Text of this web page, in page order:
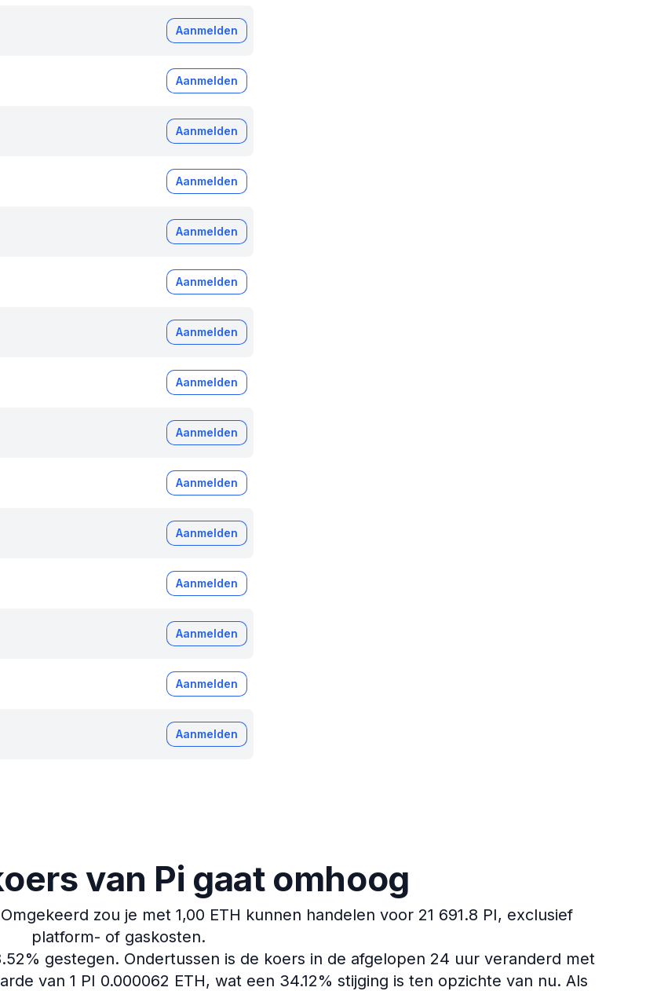
Aanmelden
Aanmelden
Aanmelden
Aanmelden
Aanmelden
Aanmelden
Aanmelden
Aanmelden
Aanmelden
Aanmelden
Aanmelden
Aanmelden
Aanmelden
Aanmelden
Aanmelden
van Pi gaat omhoog
Omgekeerd zou je met 1,00 ETH kunnen handelen voor 21 691.8 PI, exclusief
platform- of gaskosten.
gestegen. Ondertussen is de koers in de afgelopen 24 uur veranderd met
van 1 PI 0.000062 ETH, wat een 34.12% stijging is ten opzichte van nu. Als